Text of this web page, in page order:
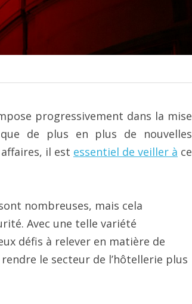
progressivement dans la mise
de plus en plus de nouvelles
il est essentiel de veiller à ce
nombreuses, mais cela
Avec une telle variété
défis à relever en matière de
le secteur de l’hôtellerie plus